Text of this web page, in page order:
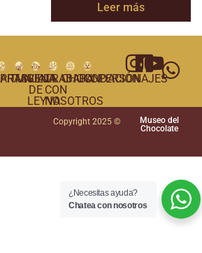
Leer más
TUNJA
VILLA
DE
LEYVA
TRABAJA
CON
NOSOTROS
CHOCOPERSONAJES
FUNDACIÓN
Copyright 2025 ©
Museo del
Chocolate
¿Necesitas ayuda?
Chatea con nosotros